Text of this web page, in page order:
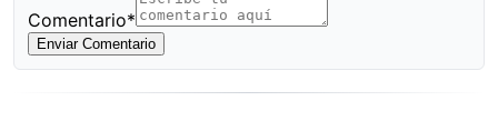
Comentario*
Enviar Comentario